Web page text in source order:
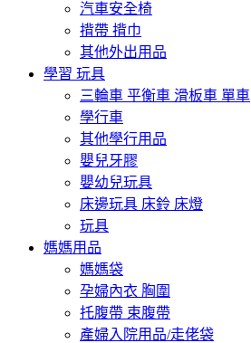
汽車安全椅
揹帶 揹巾
其他外出用品
學習 玩具
三輪車 平衡車 滑板車 單車
學行車
其他學行用品
嬰兒牙膠
嬰幼兒玩具
床邊玩具 床鈴 床燈
玩具
媽媽用品
媽媽袋
孕婦內衣 胸圍
托腹帶 束腹帶
產婦入院用品/走佬袋